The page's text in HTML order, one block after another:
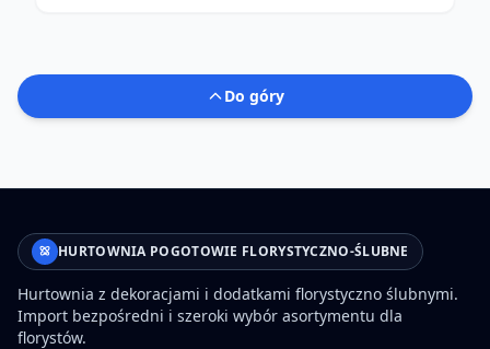
Do góry
HURTOWNIA POGOTOWIE FLORYSTYCZNO-ŚLUBNE
Hurtownia z dekoracjami i dodatkami florystyczno ślubnymi.
Import bezpośredni i szeroki wybór asortymentu dla
florystów.